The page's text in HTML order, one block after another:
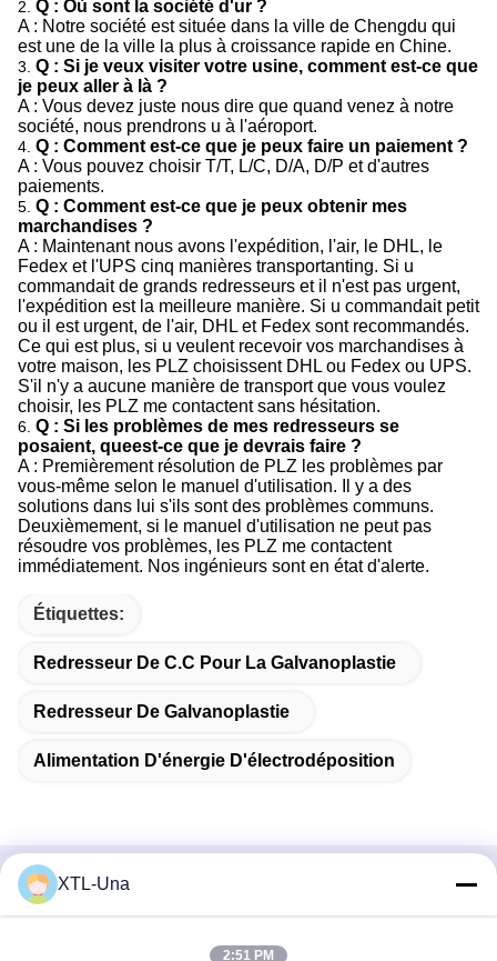
2. Q : Où sont la société d'ur ?
A : Notre société est située dans la ville de Chengdu qui
est une de la ville la plus à croissance rapide en Chine.
3. Q : Si je veux visiter votre usine, comment est-ce que
je peux aller à là ?
A : Vous devez juste nous dire que quand venez à notre
société, nous prendrons u à l'aéroport.
4. Q : Comment est-ce que je peux faire un paiement ?
A : Vous pouvez choisir T/T, L/C, D/A, D/P et d'autres
paiements.
5. Q : Comment est-ce que je peux obtenir mes
marchandises ?
A : Maintenant nous avons l'expédition, l'air, le DHL, le
Fedex et l'UPS cinq manières transportanting. Si u
commandait de grands redresseurs et il n'est pas urgent,
l'expédition est la meilleure manière. Si u commandait petit
ou il est urgent, de l'air, DHL et Fedex sont recommandés.
Ce qui est plus, si u veulent recevoir vos marchandises à
votre maison, les PLZ choisissent DHL ou Fedex ou UPS.
S'il n'y a aucune manière de transport que vous voulez
choisir, les PLZ me contactent sans hésitation.
6. Q : Si les problèmes de mes redresseurs se
posaient, queest-ce que je devrais faire ?
A : Premièrement résolution de PLZ les problèmes par
vous-même selon le manuel d'utilisation. Il y a des
solutions dans lui s'ils sont des problèmes communs.
Deuxièmement, si le manuel d'utilisation ne peut pas
résoudre vos problèmes, les PLZ me contactent
immédiatement. Nos ingénieurs sont en état d'alerte.
Étiquettes:
Redresseur De C.C Pour La Galvanoplastie
Redresseur De Galvanoplastie
Alimentation D'énergie D'électrodéposition
Contactez rapidement
XTL-Una
2:51 PM